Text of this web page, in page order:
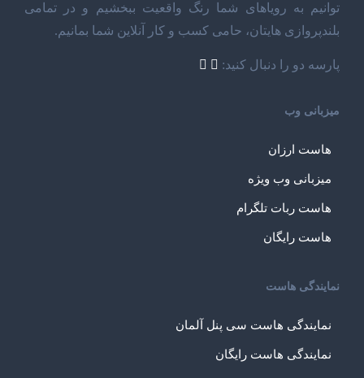
توانیم به رویاهای شما رنگ واقعیت ببخشیم و در تمامی
بلندپروازی هایتان، حامی کسب و کار آنلاین شما بمانیم.
پارسه دو را دنبال کنید:
میزبانی وب
هاست ارزان
میزبانی وب ویژه
هاست ربات تلگرام
هاست رایگان
نمایندگی هاست
نمایندگی هاست سی پنل آلمان
نمایندگی هاست رایگان